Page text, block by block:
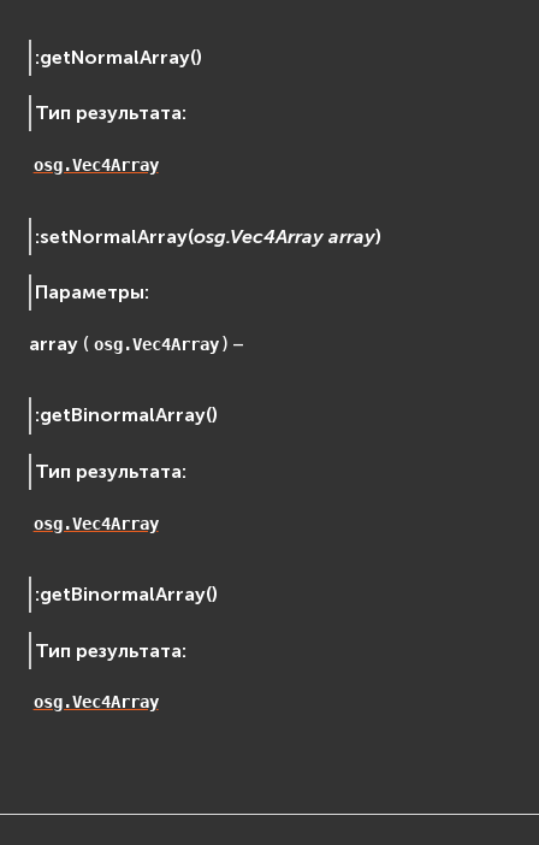
:getNormalArray()
Тип результата:
osg.Vec4Array
:setNormalArray(osg.Vec4Array array)
Параметры:
array ( osg.Vec4Array ) –
:getBinormalArray()
Тип результата:
osg.Vec4Array
:getBinormalArray()
Тип результата:
osg.Vec4Array